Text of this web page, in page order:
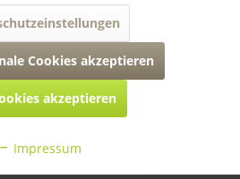
Mehrwertsteuer zzgl.
Rabattcodes
Cookies akzeptieren
akzeptieren
Impressum